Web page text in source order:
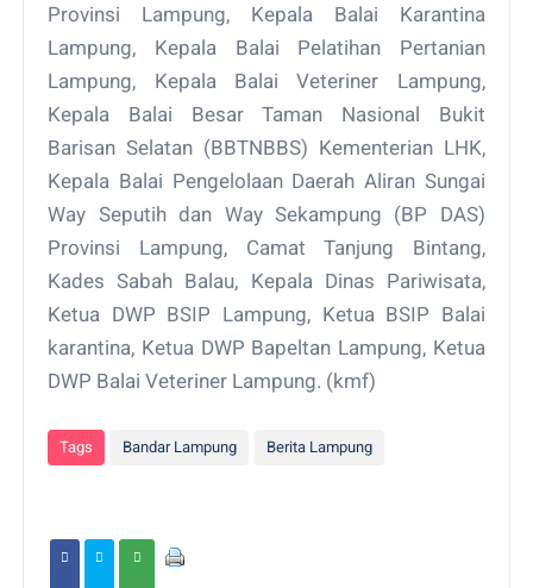
Provinsi Lampung, Kepala Balai Karantina
Lampung, Kepala Balai Pelatihan Pertanian
Lampung, Kepala Balai Veteriner Lampung,
Kepala Balai Besar Taman Nasional Bukit
Barisan Selatan (BBTNBBS) Kementerian LHK,
Kepala Balai Pengelolaan Daerah Aliran Sungai
Way Seputih dan Way Sekampung (BP DAS)
Provinsi Lampung, Camat Tanjung Bintang,
Kades Sabah Balau, Kepala Dinas Pariwisata,
Ketua DWP BSIP Lampung, Ketua BSIP Balai
karantina, Ketua DWP Bapeltan Lampung, Ketua
DWP Balai Veteriner Lampung. (kmf)
Tags Bandar Lampung Berita Lampung